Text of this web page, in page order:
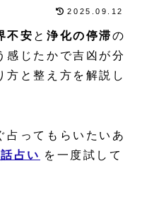
2025.09.12
不安 と 浄化の停滞の
感じたかで吉凶が分
方と整え方を解説し
占ってもらいたいあ
占い を一度試して